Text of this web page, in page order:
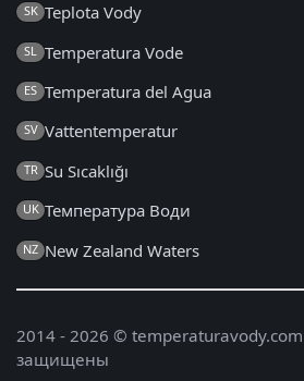
SK Teplota Vody
SL Temperatura Vode
ES Temperatura del Agua
SV Vattentemperatur
TR Su Sıcaklığı
UK Температура Води
NZ New Zealand Waters
2014 - 2026 ©
защищены